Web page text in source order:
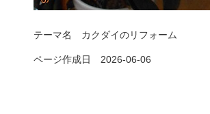
テーマ名 カクダイのリフォーム
ページ作成日 2026-06-06